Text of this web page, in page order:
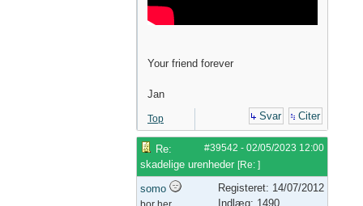
Your friend forever
Jan
Top Svar Citer
#39542 - 02/05/2023 12:00
Re:
skadelige urenheder [Re: ]
somo
Registeret: 14/07/2012
Indlæg: 1490